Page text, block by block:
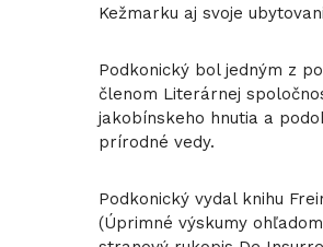
Kežmarku aj svoje
Podkonický bol jedným z
členom Literárnej
jakobínskeho hnutia a
prírodné vedy.
Podkonický vydal knihu
(Úprimné výskumy